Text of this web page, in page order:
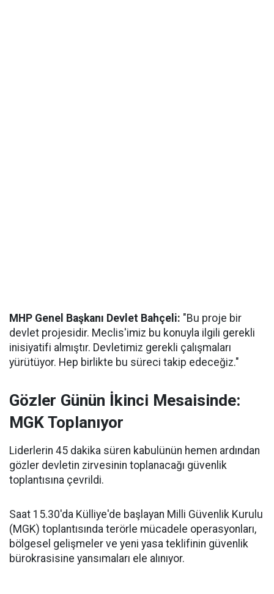
MHP Genel Başkanı Devlet Bahçeli: "Bu proje bir
devlet projesidir. Meclis'imiz bu konuyla ilgili gerekli
inisiyatifi almıştır. Devletimiz gerekli çalışmaları
yürütüyor. Hep birlikte bu süreci takip edeceğiz."
Gözler Günün İkinci Mesaisinde:
MGK Toplanıyor
Liderlerin 45 dakika süren kabulünün hemen ardından
gözler devletin zirvesinin toplanacağı güvenlik
toplantısına çevrildi.
Saat 15.30'da Külliye'de başlayan Milli Güvenlik Kurulu
(MGK) toplantısında terörle mücadele operasyonları,
bölgesel gelişmeler ve yeni yasa teklifinin güvenlik
bürokrasisine yansımaları ele alınıyor.